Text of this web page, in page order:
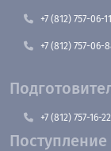
+7 (812) 757-06-11
+7 (812) 757-06-
+7 (812) 757-16-22
Поступление